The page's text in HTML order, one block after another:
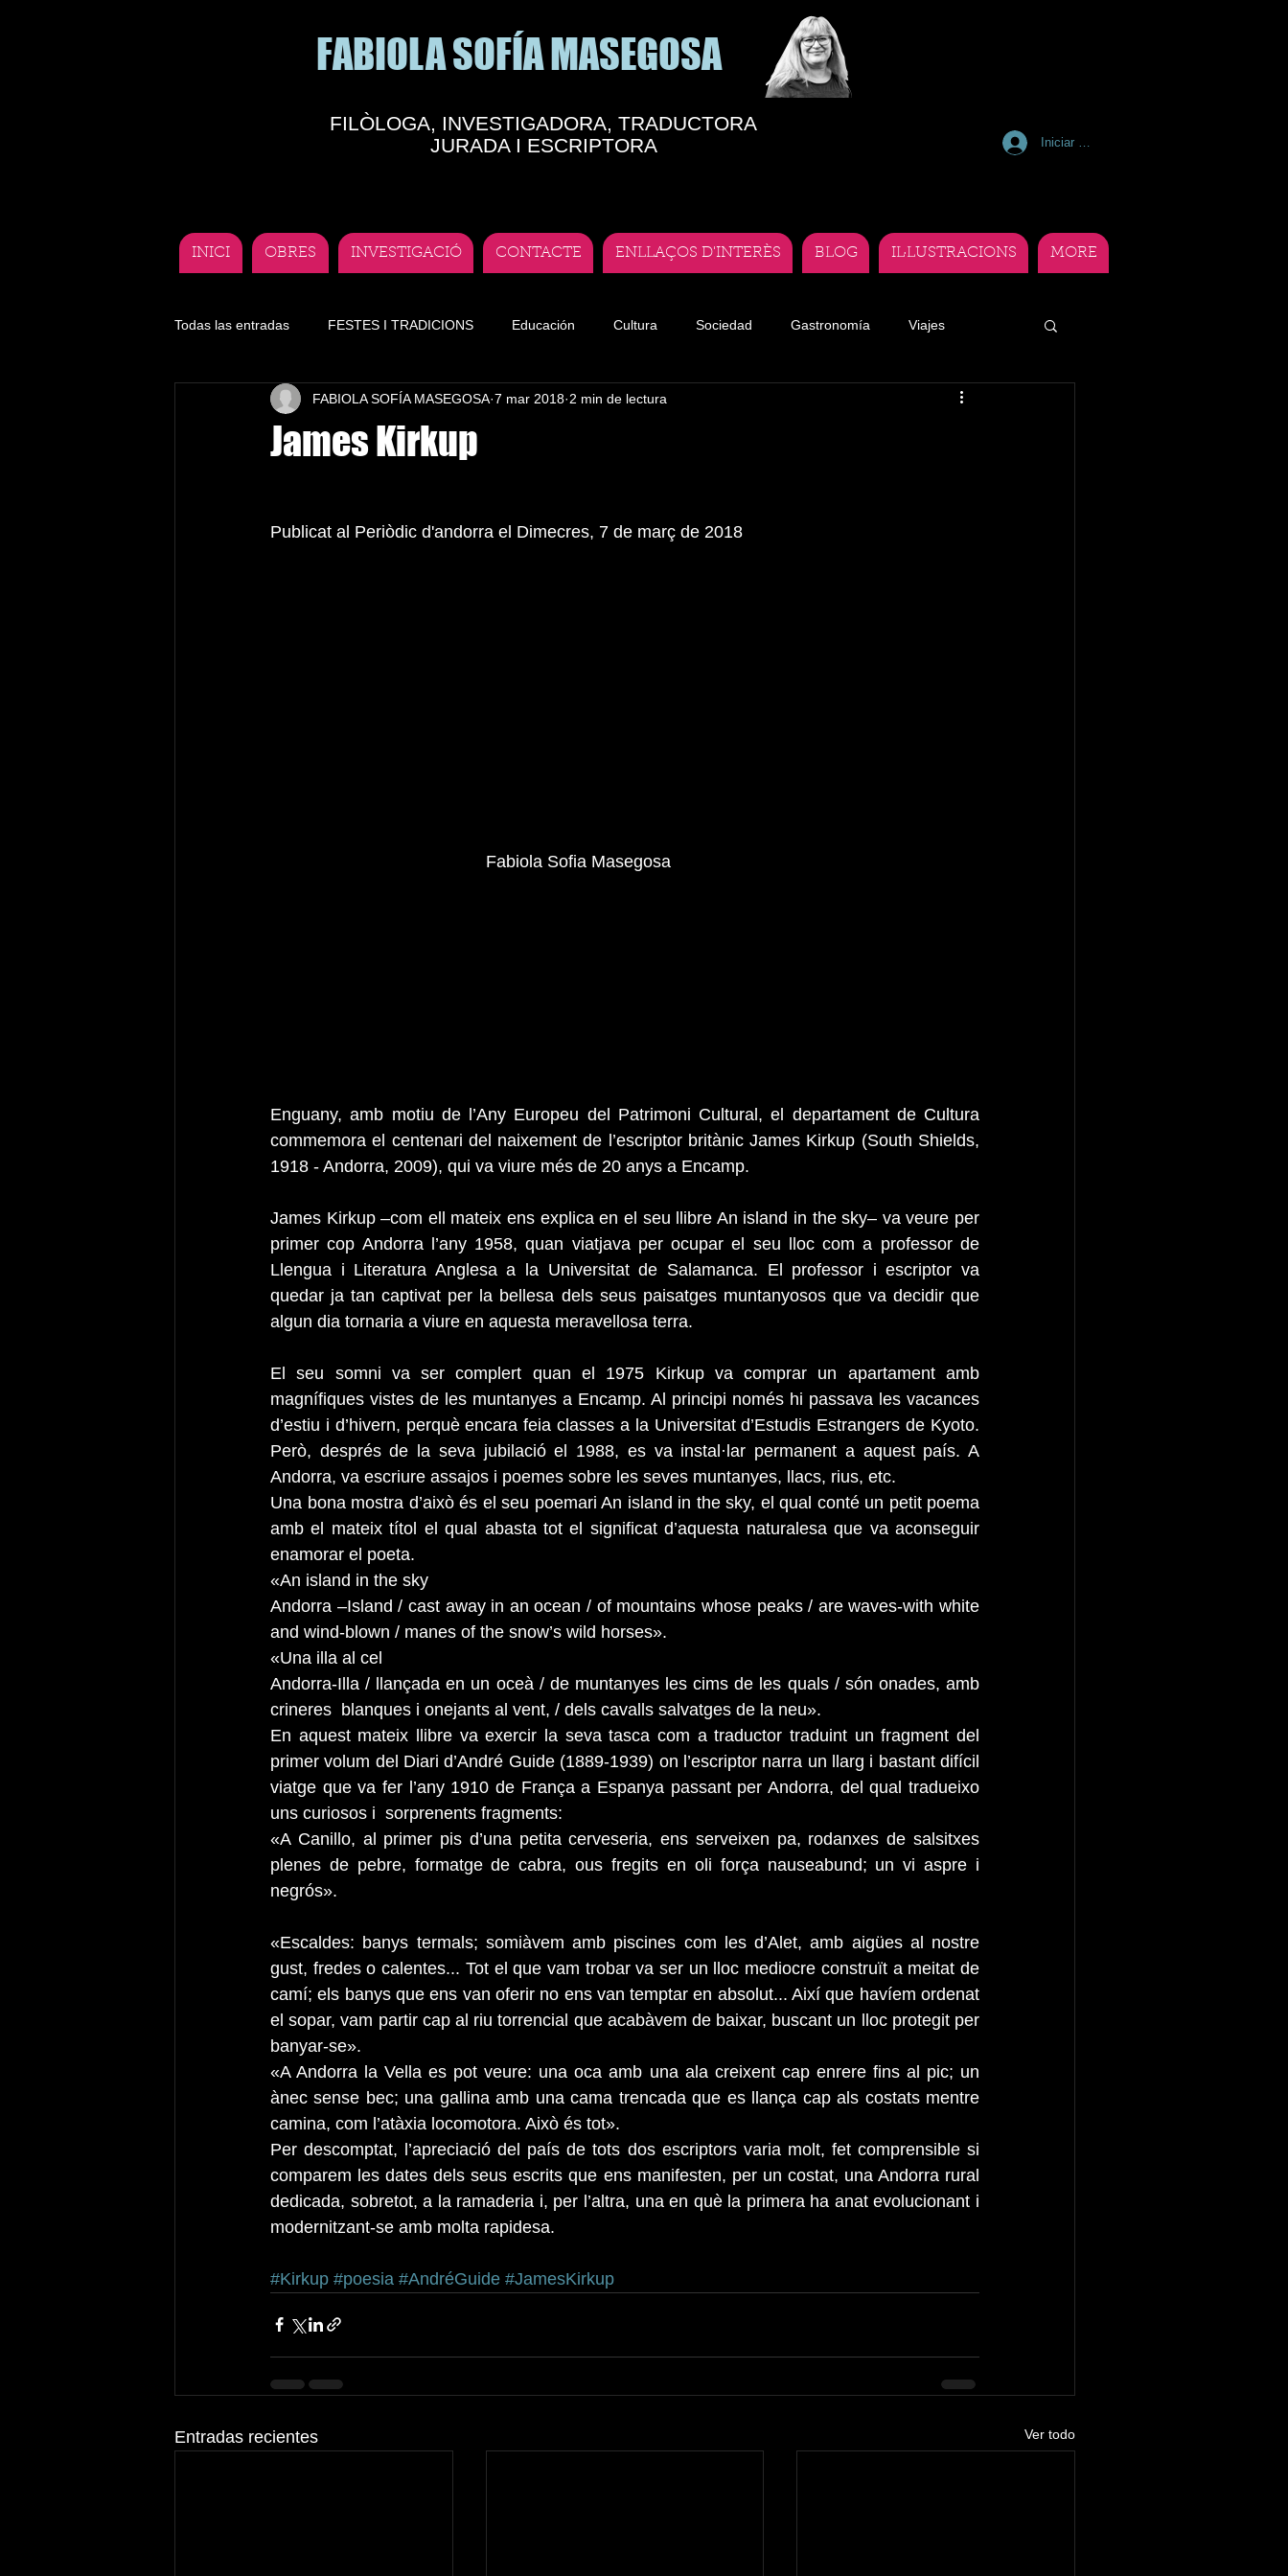
FABIOLA SOFÍA MASEGOSA
FILÒLOGA, INVESTIGADORA, TRADUCTORA
JURADA I ESCRIPTORA
Iniciar sesión
INICI OBRES INVESTIGACIÓ CONTACTE ENLLAÇOS D'INTERÈS BLOG IL·LUSTRACIONS MORE
Todas las entradas FESTES I TRADICIONS Educación Cultura Sociedad Gastronomía Viajes
Literatura Lengua Deporte Teatro andorrano
James Kirkup
FABIOLA SOFÍA MASEGOSA 7 mar 2018 2 min de lectura
Publicat al Periòdic d'andorra el Dimecres, 7 de març de 2018
                                             Fabiola Sofia Masegosa
Enguany, amb motiu de l’Any Europeu del Patrimoni Cultural, el departament de Cultura
commemora el centenari del naixement de l’escriptor britànic James Kirkup (South Shields,
1918 - Andorra, 2009), qui va viure més de 20 anys a Encamp.
James Kirkup –com ell mateix ens explica en el seu llibre An island in the sky– va veure per
primer cop Andorra l’any 1958, quan viatjava per ocupar el seu lloc com a professor de
Llengua i Literatura Anglesa a la Universitat de Salamanca. El professor i escriptor va
quedar ja tan captivat per la bellesa dels seus paisatges muntanyosos que va decidir que
algun dia tornaria a viure en aquesta meravellosa terra.
El seu somni va ser complert quan el 1975 Kirkup va comprar un apartament amb
magnífiques vistes de les muntanyes a Encamp. Al principi només hi passava les vacances
d’estiu i d’hivern, perquè encara feia classes a la Universitat d’Estudis Estrangers de Kyoto.
Però, després de la seva jubilació el 1988, es va instal·lar permanent a aquest país. A
Andorra, va escriure assajos i poemes sobre les seves muntanyes, llacs, rius, etc.
Una bona mostra d’això és el seu poemari An island in the sky, el qual conté un petit poema
amb el mateix títol el qual abasta tot el significat d’aquesta naturalesa que va aconseguir
enamorar el poeta.
«An island in the sky
Andorra –Island / cast away in an ocean / of mountains whose peaks / are waves-with white
and wind-blown / manes of the snow’s wild horses».
«Una illa al cel
Andorra-Illa / llançada en un oceà / de muntanyes les cims de les quals / són onades, amb
crineres  blanques i onejants al vent, / dels cavalls salvatges de la neu».
En aquest mateix llibre va exercir la seva tasca com a traductor traduint un fragment del
primer volum del Diari d’André Guide (1889-1939) on l’escriptor narra un llarg i bastant difícil
viatge que va fer l’any 1910 de França a Espanya passant per Andorra, del qual tradueixo
uns curiosos i  sorprenents fragments:
«A Canillo, al primer pis d’una petita cerveseria, ens serveixen pa, rodanxes de salsitxes
plenes de pebre, formatge de cabra, ous fregits en oli força nauseabund; un vi aspre i
negrós».
«Escaldes: banys termals; somiàvem amb piscines com les d’Alet, amb aigües al nostre
gust, fredes o calentes... Tot el que vam trobar va ser un lloc mediocre construït a meitat de
camí; els banys que ens van oferir no ens van temptar en absolut... Així que havíem ordenat
el sopar, vam partir cap al riu torrencial que acabàvem de baixar, buscant un lloc protegit per
banyar-se».
«A Andorra la Vella es pot veure: una oca amb una ala creixent cap enrere fins al pic; un
ànec sense bec; una gallina amb una cama trencada que es llança cap als costats mentre
camina, com l’atàxia locomotora. Això és tot».
Per descomptat, l’apreciació del país de tots dos escriptors varia molt, fet comprensible si
comparem les dates dels seus escrits que ens manifesten, per un costat, una Andorra rural
dedicada, sobretot, a la ramaderia i, per l’altra, una en què la primera ha anat evolucionant i
modernitzant-se amb molta rapidesa.
#Kirkup #poesia #AndréGuide #JamesKirkup
Entradas recientes Ver todo